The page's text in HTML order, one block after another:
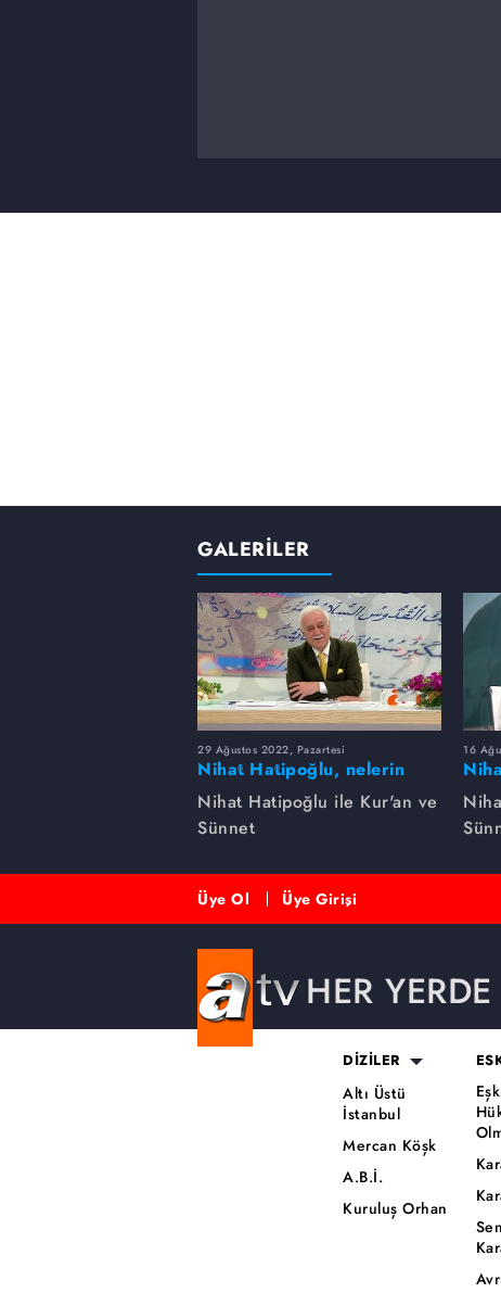
GALERİLER
29 Ağustos 2022, Pazartesi
Nihat Hatipoğlu, nelerin
şirk olduğunu anlatıyor...
Nihat Hatipoğlu ile Kur'an ve
Sünnet
16
Üye Ol Üye Girişi
HER YERDE
DİZİLER
Altı Üstü
İstanbul
Mercan Köşk
A.B.İ.
Kuruluş Orhan